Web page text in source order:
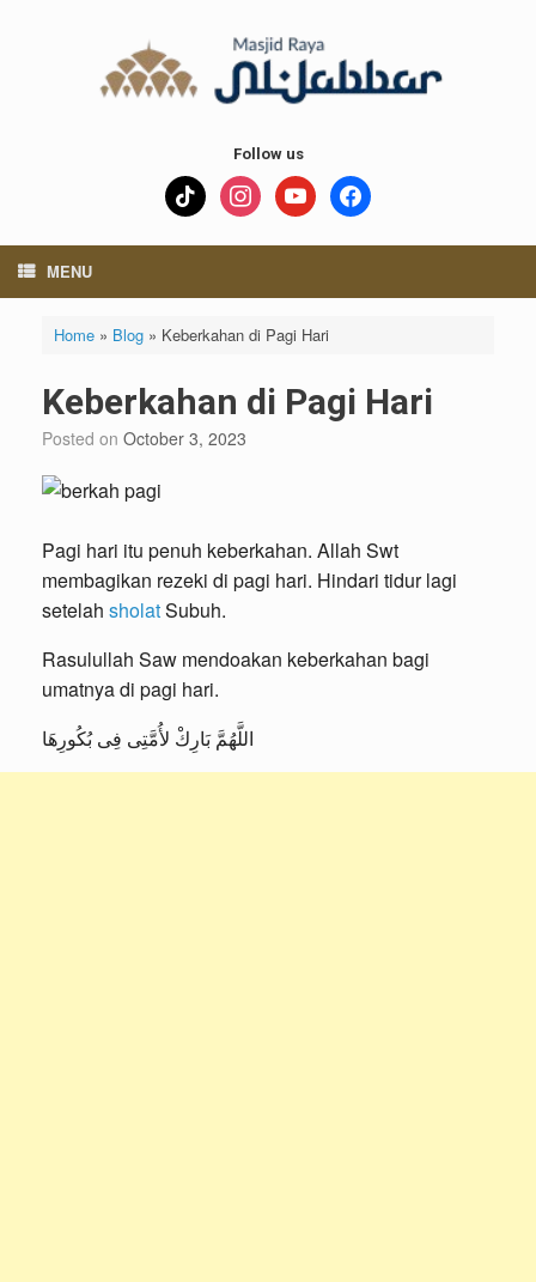
Follow us
tiktok instagramyoutube facebook
MENU
Home» Blog» Keberkahan di Pagi Hari
Keberkahan di Pagi Hari
Posted on October 3, 2023
Pagi hari itu penuh keberkahan. Allah Swt
membagikan rezeki di pagi hari. Hindari tidur lagi
setelah sholatSubuh.
Rasulullah Saw mendoakan keberkahan bagi
umatnya di pagi hari.
اللَّهُمَّ بَارِكْ لأُمَّتِى فِى بُكُورِهَا